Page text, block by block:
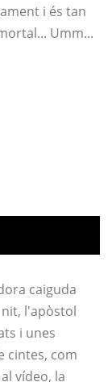
i és tan
Umm...
caiguda
nit, l'apòstol
i unes
cintes, com
vídeo, la